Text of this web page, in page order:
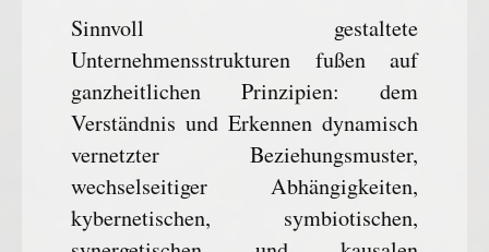
Sinnvoll gestaltete
Unternehmensstrukturen fußen auf
ganzheitlichen Prinzipien: dem
Verständnis und Erkennen dynamisch
vernetzter Beziehungsmuster,
wechselseitiger Abhängigkeiten,
kybernetischen, symbiotischen,